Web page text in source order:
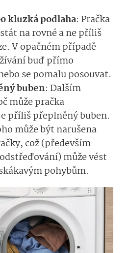
kluzká podlaha: Pračka
na rovné a ne příliš
V opačném případě
buď přímo
se pomalu posouvat.
buben: Dalším
může pračka
příliš přeplněný buben.
může být narušena
což (především
může vést
pohybům.